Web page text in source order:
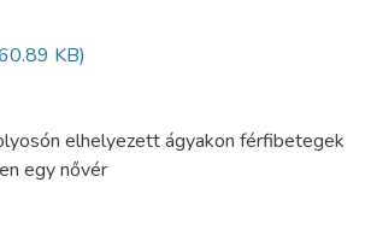
KB)
elhelyezett ágyakon férfibetegek
egy nővér